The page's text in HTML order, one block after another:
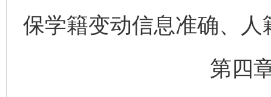
保学籍变动信息准确、人
第四